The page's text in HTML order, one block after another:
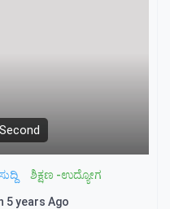
ಶಿಕ್ಷಣ -ಉದ್ಯೋಗ
5 years Ago